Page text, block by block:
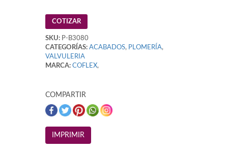
COTIZAR
SKU: P-B3080
CATEGORÍAS: ACABADOS, PLOMERÍA,
VALVULERIA
MARCA: COFLEX,
COMPARTIR